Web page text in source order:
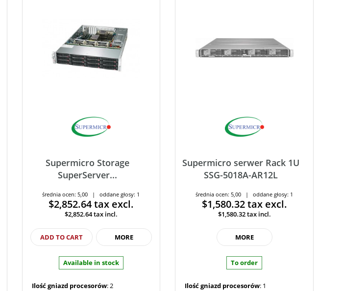
Supermicro Storage
SuperServer...
średnia ocen: 5,00 | oddane głosy: 1
$2,852.64tax excl.
$2,852.64tax incl.
ADD TO CART MORE
Available in stock
Ilość gniazd procesorów: 2
Supermicro serwer Rack 1U
SSG-5018A-AR12L
średnia ocen: 5,00 | oddane głosy: 1
$1,580.32tax excl.
$1,580.32tax incl.
MORE
To order
Ilość gniazd procesorów: 1